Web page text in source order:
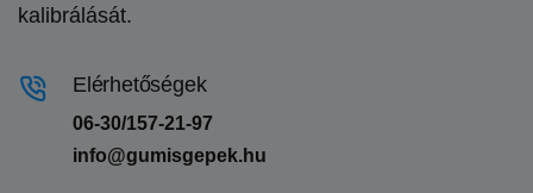
kalibrálását.
Elérhetőségek
06-30/157-21-97
info@gumisgepek.hu